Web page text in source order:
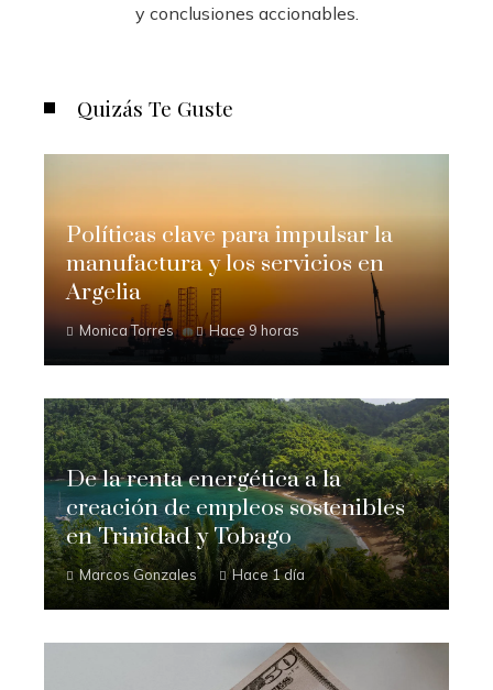
y conclusiones accionables.
Quizás Te Guste
Políticas clave para impulsar la
manufactura y los servicios en
Argelia
Monica Torres Hace 9 horas
De la renta energética a la
creación de empleos sostenibles
en Trinidad y Tobago
Marcos Gonzales Hace 1 día